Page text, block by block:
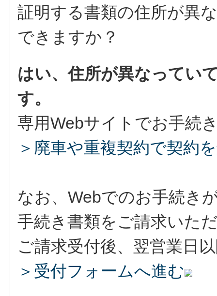
証明する書類の住所が異
できますか？
はい、住所が異なってい
す。
専用Webサイトでお手続
＞廃車や重複契約で契約
なお、Webでのお手続き
手続き書類をご請求いた
ご請求受付後、翌営業日
＞受付フォームへ進む